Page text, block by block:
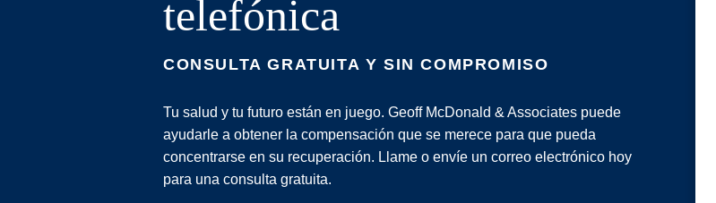
telefónica
CONSULTA GRATUITA Y SIN COMPROMISO
Tu salud y tu futuro están en juego. Geoff McDonald & Associates puede
ayudarle a obtener la compensación que se merece para que pueda
concentrarse en su recuperación. Llame o envíe un correo electrónico hoy
para una consulta gratuita.